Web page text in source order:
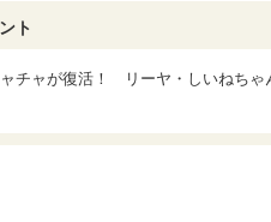
ト
チャが復活！ リーヤ・しいねちゃ